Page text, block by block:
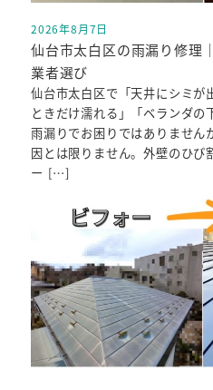
投稿日
2026年8月7日
仙台市太白区の雨漏り修理
業者選び
仙台市太白区で「天井にシミが
ときだけ濡れる」「ベランダの
雨漏りでお困りではありません
因とは限りません。外壁のひび
ー […]